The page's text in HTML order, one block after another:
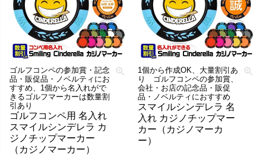
ゴルフコンペの参加賞・記念
品・販促品・ノベルティにお
すすめ、1個から名入れがで
きるゴルフマーカーは数量割
引あり
ゴルフコンペ用 名入れ
スマイルシンデレラ カ
ジノチップマーカー
（カジノマーカー）
1個から作成OK、大量割引あ
り ゴルフコンペの参加賞、
会社・お店の記念品・販促
品・ノベルティにおすすめ
スマイルシンデレラ 名
入れ カジノチップマー
カー（カジノマーカ
ー）